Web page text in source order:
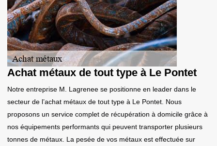
Achat métaux de tout type à Le Pontet
Notre entreprise M. Lagrenee se positionne en leader dans le
secteur de l’achat métaux de tout type à Le Pontet. Nous
proposons un service complet de récupération à domicile grâce à
nos équipements performants qui peuvent transporter plusieurs
tonnes de métaux. La pesée de vos métaux est effectuée sur